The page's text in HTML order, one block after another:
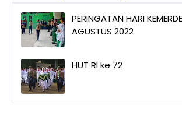
PERINGATAN HARI
AGUSTUS 2022
HUT RI ke 72